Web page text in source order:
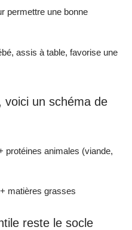
permettre une bonne
assis à table, favorise une
voici un schéma de
protéines animales (viande,
matières grasses
reste le socle